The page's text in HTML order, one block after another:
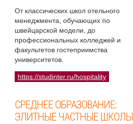
От классических школ отельного
менеджмента, обучающих по
швейцарской модели, до
профессиональных колледжей и
факультетов гостеприимства
университетов.
https://studinter.ru/hospitality
СРЕДНЕЕ ОБРАЗОВАНИЕ:
ЭЛИТНЫЕ ЧАСТНЫЕ ШКОЛЫ